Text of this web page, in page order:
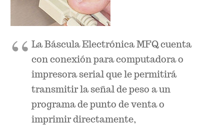
La Báscula Electrónica MFQ cuenta
con conexión para computadora o
impresora serial que le permitirá
transmitir la señal de peso a un
programa de punto de venta o
imprimir directamente,